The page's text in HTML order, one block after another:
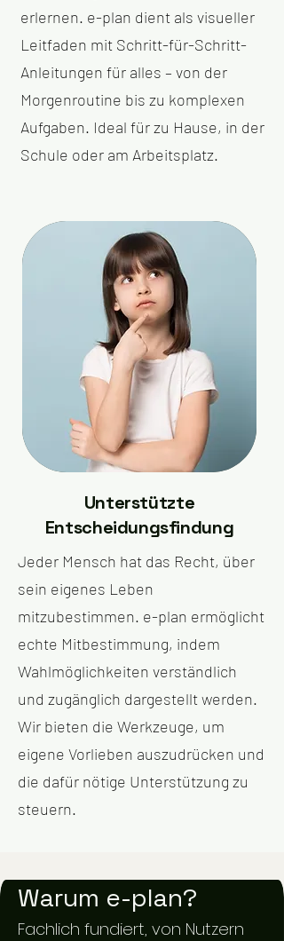
erlernen. e-plan dient als visueller
Leitfaden mit Schritt-für-Schritt-
Anleitungen für alles – von der
Morgenroutine bis zu komplexen
Aufgaben. Ideal für zu Hause, in der
Schule oder am Arbeitsplatz.
Unterstützte
Entscheidungsfindung
Jeder Mensch hat das Recht, über
sein eigenes Leben
mitzubestimmen. e-plan ermöglicht
echte Mitbestimmung, indem
Wahlmöglichkeiten verständlich
und zugänglich dargestellt werden.
Wir bieten die Werkzeuge, um
eigene Vorlieben auszudrücken und
die dafür nötige Unterstützung zu
steuern.
Warum e-plan?
Fachlich fundiert, von Nutzern